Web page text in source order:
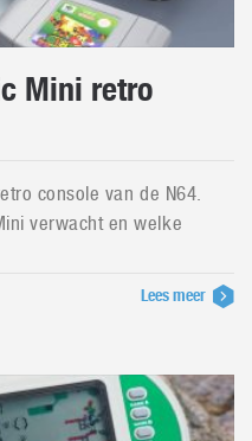
Mini retro
console van de N64.
verwacht en welke
Lees meer